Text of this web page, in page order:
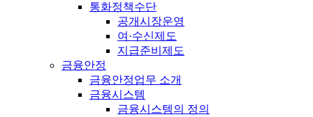
통화정책수단
공개시장운영
여·수신제도
지급준비제도
금융안정
금융안정업무 소개
금융시스템
금융시스템의 정의